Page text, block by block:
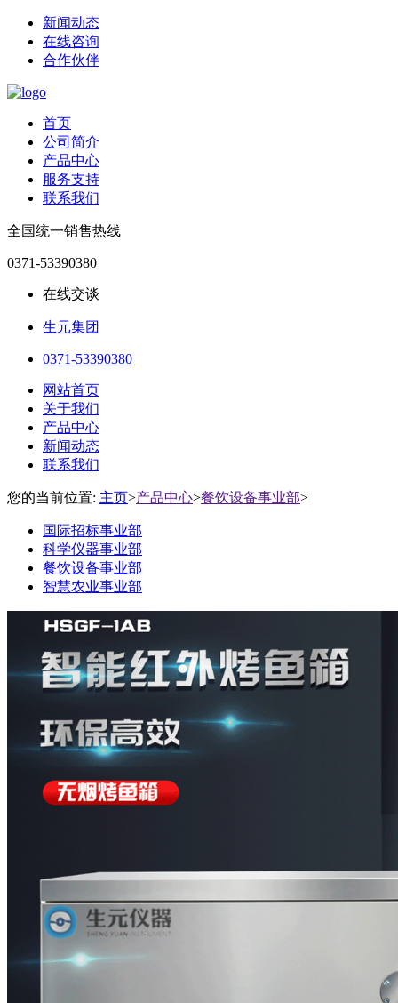
新闻动态
在线咨询
合作伙伴
首页
公司简介
产品中心
服务支持
联系我们
全国统一销售热线
0371-53390380
在线交谈
生元集团
0371-53390380
网站首页
关于我们
产品中心
新闻动态
联系我们
您的当前位置: 主页>产品中心>餐饮设备事业部>
国际招标事业部
科学仪器事业部
餐饮设备事业部
智慧农业事业部